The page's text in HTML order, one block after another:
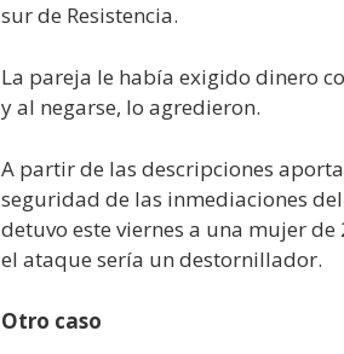
sur de Resistencia.
La pareja le había exigido dinero
y al negarse, lo agredieron.
A partir de las descripciones
seguridad de las inmediaciones
detuvo este viernes a una mujer
el ataque sería un destornillador.
Otro caso